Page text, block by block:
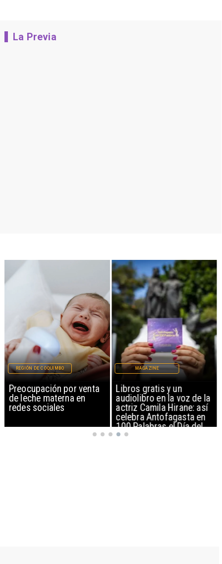
La Previa
Libros gratis y un
audiolibro en la voz de la
actriz Camila Hirane: así
100 Palabras el Día del
MAGAZINE
Boom de vida despierta
con lluvias en Limarí
REGIÓN DE COQUIMBO